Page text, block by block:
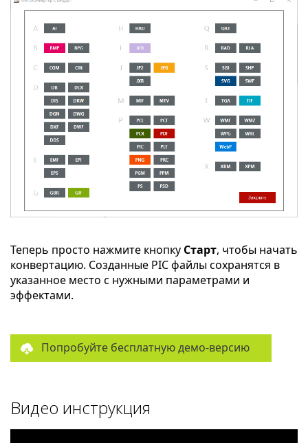
Теперь просто нажмите кнопку Старт, чтобы начать
конвертацию. Созданные PIC файлы сохранятся в
указанное место с нужными параметрами и
эффектами.
Попробуйте бесплатную демо-версию
Видео инструкция